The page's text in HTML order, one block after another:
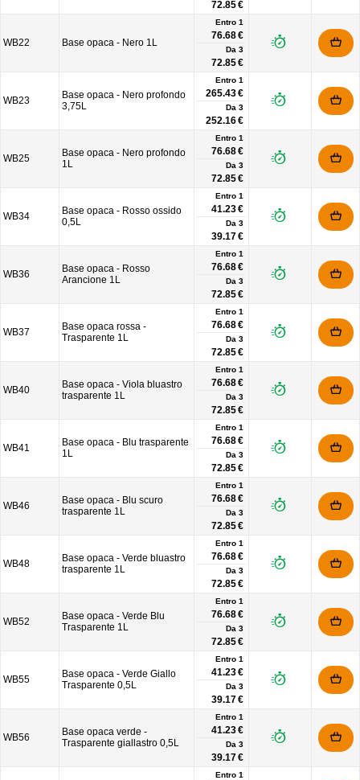
72.85 €
WB22 Base opaca - Nero 1L
Entro 1
76.68 €
Da 3
72.85 €
WB23
Base opaca - Nero profondo
3,75L
Entro 1
265.43 €
Da 3
252.16 €
WB25
Base opaca - Nero profondo
1L
Entro 1
76.68 €
Da 3
72.85 €
WB34
Base opaca - Rosso ossido
0,5L
Entro 1
41.23 €
Da 3
39.17 €
WB36
Base opaca - Rosso
Arancione 1L
Entro 1
76.68 €
Da 3
72.85 €
WB37
Base opaca rossa -
Trasparente 1L
Entro 1
76.68 €
Da 3
72.85 €
WB40
Base opaca - Viola bluastro
trasparente 1L
Entro 1
76.68 €
Da 3
72.85 €
WB41
Base opaca - Blu trasparente
1L
Entro 1
76.68 €
Da 3
72.85 €
WB46
Base opaca - Blu scuro
trasparente 1L
Entro 1
76.68 €
Da 3
72.85 €
WB48
Base opaca - Verde bluastro
trasparente 1L
Entro 1
76.68 €
Da 3
72.85 €
WB52
Base opaca - Verde Blu
Trasparente 1L
Entro 1
76.68 €
Da 3
72.85 €
WB55
Base opaca - Verde Giallo
Trasparente 0,5L
Entro 1
41.23 €
Da 3
39.17 €
WB56
Base opaca verde -
Trasparente giallastro 0,5L
Entro 1
41.23 €
Da 3
39.17 €
Entro 1